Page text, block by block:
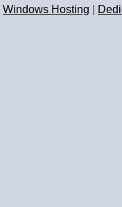
Windows Hosting